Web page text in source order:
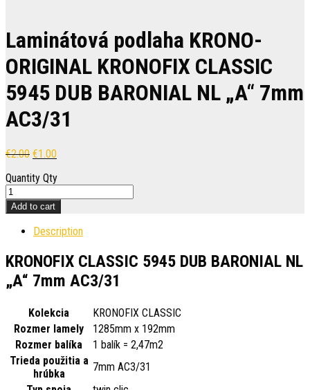
Laminátová podlaha KRONO-
ORIGINAL KRONOFIX CLASSIC
5945 DUB BARONIAL NL „A“ 7mm
AC3/31
€2.00 €1.00
Quantity Qty
Add to cart
Description
KRONOFIX CLASSIC 5945 DUB BARONIAL NL
„A“ 7mm AC3/31
Kolekcia
KRONOFIX CLASSIC
Rozmer lamely
1285mm x 192mm
Rozmer balíka
1 balík = 2,47m2
Trieda použitia a
hrúbka
7mm AC3/31